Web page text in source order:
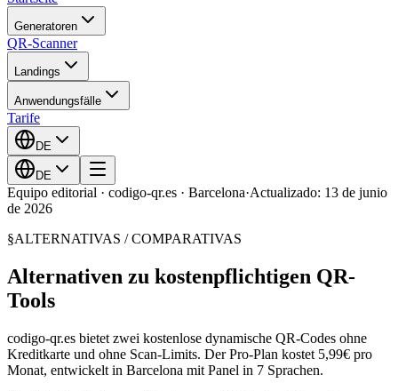
Generatoren
QR-Scanner
Landings
Anwendungsfälle
Tarife
DE
DE
Equipo editorial · codigo-qr.es · Barcelona·Actualizado: 13 de junio
de 2026
§ALTERNATIVAS / COMPARATIVAS
Alternativen zu kostenpflichtigen QR-
Tools
codigo-qr.es bietet zwei kostenlose dynamische QR-Codes ohne
Kreditkarte und ohne Scan-Limits. Der Pro-Plan kostet 5,99€ pro
Monat, entwickelt in Barcelona mit Panel in 7 Sprachen.